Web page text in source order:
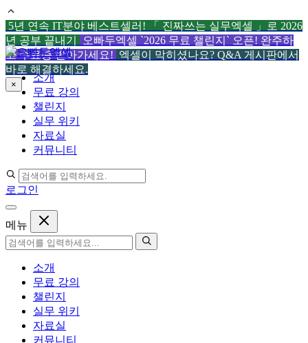
5년 연속 IT분야 베스트셀러! 「 진짜쓰는 실무엑셀 」로 2026
년 공부 끝내기
오빠두엑셀 `2026 무료 챌린지` 오픈! 완주하
고 수료증 받아가세요! 엑셀이 막히셨나요? Q&A 게시판에서
바로 해결하세요.
×
컨
텐
츠
로
소개
무료 강의
챌린지
실무 위키
자료실
커뮤니티
로그인
메뉴
소개
무료 강의
챌린지
실무 위키
자료실
커뮤니티